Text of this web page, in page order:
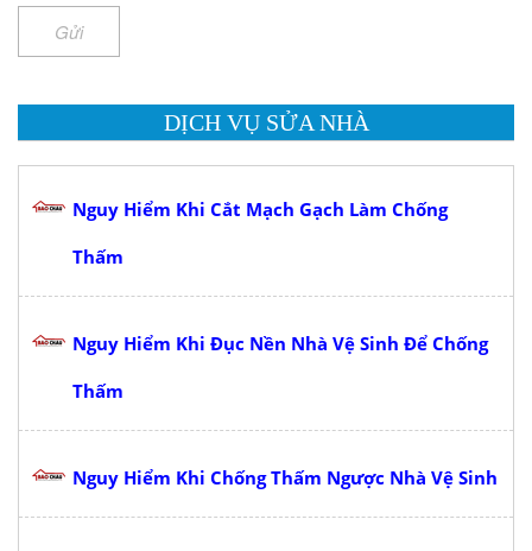
Gửi
DỊCH VỤ SỬA NHÀ
Nguy Hiểm Khi Cắt Mạch Gạch Làm Chống
Thấm
Nguy Hiểm Khi Đục Nền Nhà Vệ Sinh Để Chống
Thấm
Nguy Hiểm Khi Chống Thấm Ngược Nhà Vệ Sinh